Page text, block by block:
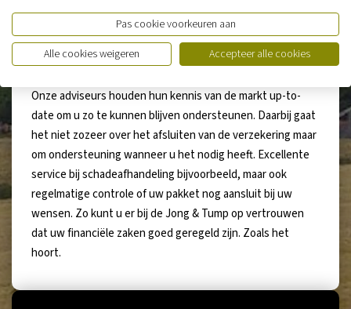
nuchtere Noord-Hollandse blik en behulpzame aard alles in
het werk om u van onafhankelijk en deskundig advies te
voorzien. Altijd met het oog op het aangaan van een
langdurige samenwerking.
Onze adviseurs houden hun kennis van de markt up-to-
date om u zo te kunnen blijven ondersteunen. Daarbij gaat
het niet zozeer over het afsluiten van de verzekering maar
om ondersteuning wanneer u het nodig heeft. Excellente
service bij schadeafhandeling bijvoorbeeld, maar ook
regelmatige controle of uw pakket nog aansluit bij uw
wensen. Zo kunt u er bij de Jong & Tump op vertrouwen
dat uw financiële zaken goed geregeld zijn. Zoals het
hoort.
Pas cookie voorkeuren aan
Alle cookies weigeren
Accepteer alle cookies